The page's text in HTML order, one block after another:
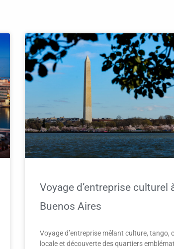
Voyage d’entreprise culturel
Buenos Aires
Voyage d’entreprise mêlant culture, tango,
locale et découverte des quartiers